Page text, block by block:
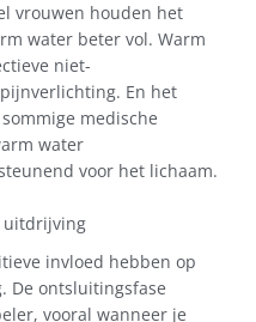
vrouwen houden het
water beter vol. Warm
niet-
En het
medische
water
voor het lichaam.
uitdrijving
invloed hebben op
De ontsluitingsfase
vooral wanneer je